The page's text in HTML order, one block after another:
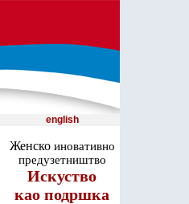
english
Женскоиновативно
предузетништвo
Искуство
као подршка